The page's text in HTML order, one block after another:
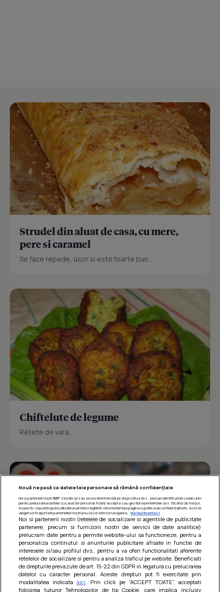
Strudel din aluat de casa, cu mere,
pere si caramel
Se face repede, usor si este foarte bun...
Chiftelute de legume
Retete de vara.
Nouă ne pasă ca datele tale personale să rămână confidențiale
Noi și partenerii noștri 1017 stocăm și/sau accesăm informații pe dispozitivul dvs., precum identificatorii cookie unici
pentru prelucrarea datelor cu caracter personal. Puteți accepta sau gestiona preferințele dvs. făcând clic mai jos,
respectiv vă puteți opune utilizării unui interes legitim în orice moment pe pagina cu politica de confidențialitate. Aceste
alegeri vor fi raportate partenerilor noștri și nu vă vor afecta navigarea.
Mai multe detalii
Noi si partenerii nostri (retelele de socializare si agentiile de publicitate
partenere, precum si furnizorii nostri de servicii de date analitice)
prelucram date pentru a permite website-ului sa functioneze, pentru a
personaliza continutul si anunturile publicitare afisate in functie de
interesele si/sau profilul dvs., pentru a va oferi functionalitati aferente
retelelor de socializare si pentru a analiza traficul pe website. Beneficiati
de drepturile prevazute de art. 15-22 din GDPR in legatura cu prelucrarea
datelor cu caracter personal. Aceste drepturi pot fi exercitate prin
modalitatea indicataaici . Prin click pe “ACCEPT TOATE”, acceptati
folosirea tuturor Tehnologiilor de tip Cookie, care implica inclusiv